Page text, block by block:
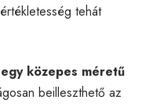
tehát
egy közepes méretű
beilleszthető az